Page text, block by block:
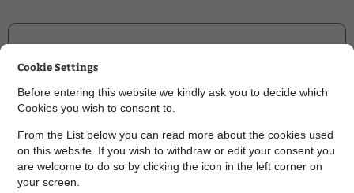
Selvbetjening
Bestil tid i borgerservice
Udfyld lægeattest til ansøgning om kørekort
Cookie Settings
Before entering this website we kindly ask you to decide which
Cookies you wish to consent to.
From the List below you can read more about the cookies used
on this website. If you wish to withdraw or edit your consent you
are welcome to do so by clicking the icon in the left corner on
your screen.